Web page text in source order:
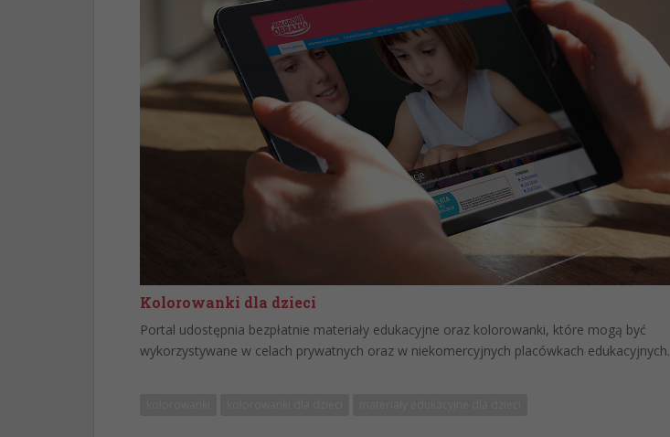
Kolorowanki dla dzieci
Portal udostępnia bezpłatnie materiały edukacyjne oraz kolorowanki, które mogą być
wykorzystywane w celach prywatnych oraz w niekomercyjnych placówkach edukacyjnych.